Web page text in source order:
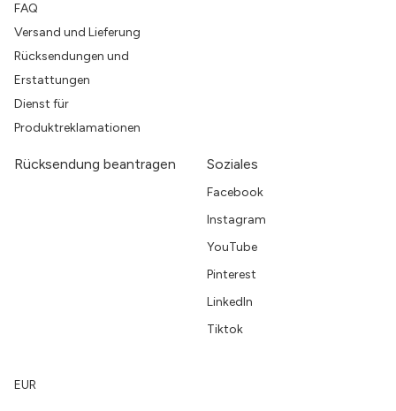
FAQ
Versand und Lieferung
Rücksendungen und
Erstattungen
Dienst für
Produktreklamationen
Rücksendung beantragen Soziales
Facebook
Instagram
YouTube
Pinterest
LinkedIn
Tiktok
EUR